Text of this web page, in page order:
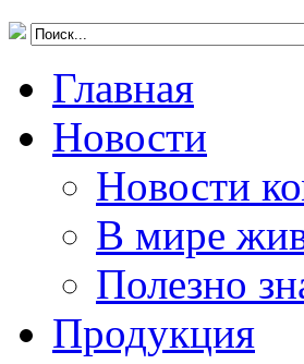
Главная
Новости
Новости
В мире
Полезно
Продукция